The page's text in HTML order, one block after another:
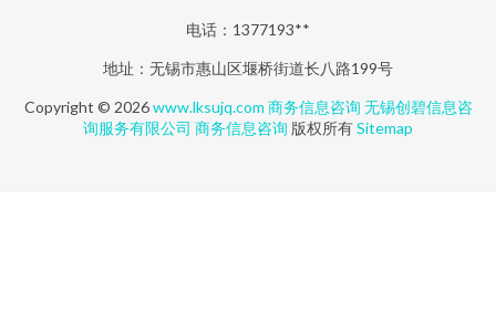
电话：1377193**
地址：无锡市惠山区堰桥街道长八路199号
Copyright © 2026www.lksujq.com 商务信息咨询 无锡创碧信息咨
询服务有限公司 商务信息咨询 版权所有Sitemap